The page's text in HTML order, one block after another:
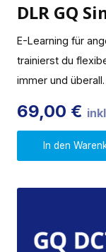
DLR GQ
E-Learning für
trainierst du
immer und
69,00 €
In den